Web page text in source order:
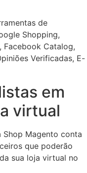
de
Shopping,
Facebook Catalog,
Verificadas, E-
em
virtual
Shop Magento conta
que poderão
sua loja virtual no